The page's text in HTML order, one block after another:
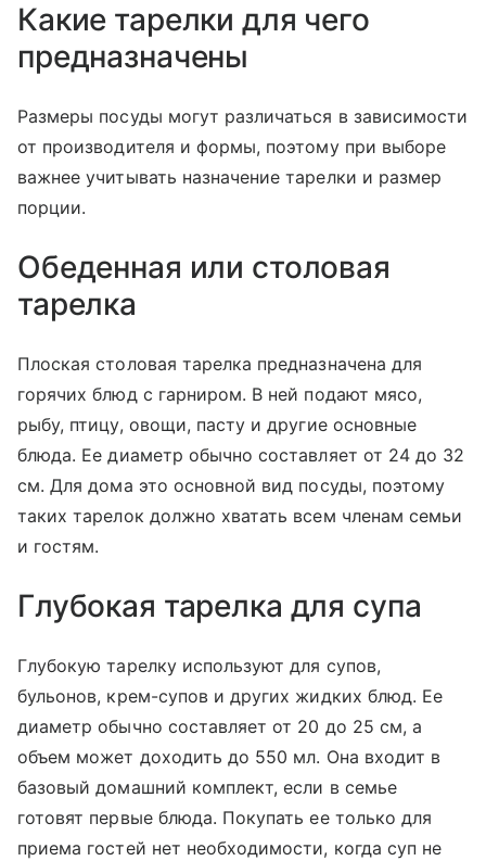
Какие тарелки для чего
предназначены
Размеры посуды могут различаться в зависимости
от производителя и формы, поэтому при выборе
важнее учитывать назначение тарелки и размер
порции.
Обеденная или столовая
тарелка
Плоская столовая тарелка предназначена для
горячих блюд с гарниром. В ней подают мясо,
рыбу, птицу, овощи, пасту и другие основные
блюда. Ее диаметр обычно составляет от 24 до 32
см. Для дома это основной вид посуды, поэтому
таких тарелок должно хватать всем членам семьи
и гостям.
Глубокая тарелка для супа
Глубокую тарелку используют для супов,
бульонов, крем-супов и других жидких блюд. Ее
диаметр обычно составляет от 20 до 25 см, а
объем может доходить до 550 мл. Она входит в
базовый домашний комплект, если в семье
готовят первые блюда. Покупать ее только для
приема гостей нет необходимости, когда суп не